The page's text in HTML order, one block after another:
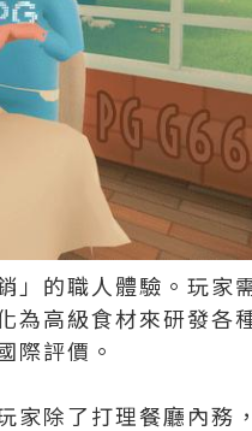
」的職人體驗。玩家
為高級食材來研發各
際評價。
家除了打理餐廳內務